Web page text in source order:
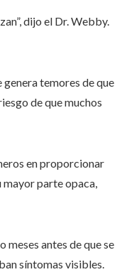
dijo el Dr. Webby.
genera temores de que
de que muchos
en proporcionar
mayor parte opaca,
antes de que se
síntomas visibles.